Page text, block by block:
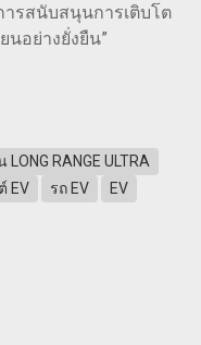
รสนับสนุนการเติบโต
อย่างยั่งยืน”
LONG RANGE ULTRA
EV รถ EV
EV